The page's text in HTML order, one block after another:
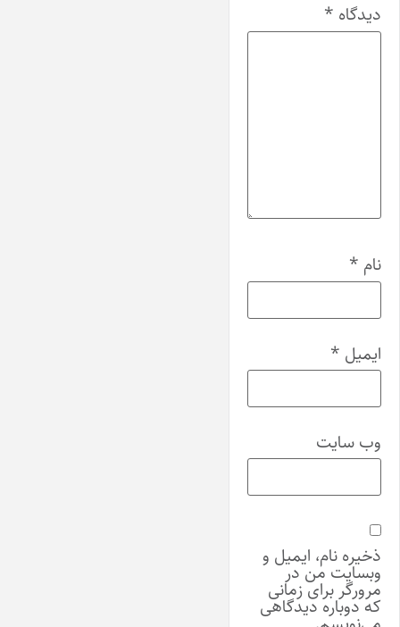
دیدگاه *
نام *
ایمیل *
وب‌ سایت
ذخیره نام، ایمیل و
وبسایت من در
مرورگر برای زمانی
که دوباره دیدگاهی